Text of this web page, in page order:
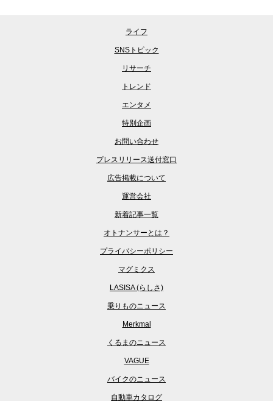
ライフ
SNSトピック
リサーチ
トレンド
エンタメ
特別企画
お問い合わせ
プレスリリース送付窓口
広告掲載について
運営会社
新着記事一覧
オトナンサーとは？
プライバシーポリシー
マグミクス
LASISA (らしさ)
乗りものニュース
Merkmal
くるまのニュース
VAGUE
バイクのニュース
自動車カタログ